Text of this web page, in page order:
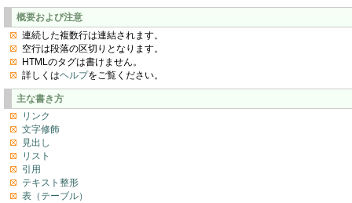
概要および注意
連続した複数行は連結されます。
空行は段落の区切りとなります。
HTMLのタグは書けません。
詳しくはヘルプをご覧ください。
主な書き方
リンク
文字修飾
見出し
リスト
引用
テキスト整形
表（テーブル）